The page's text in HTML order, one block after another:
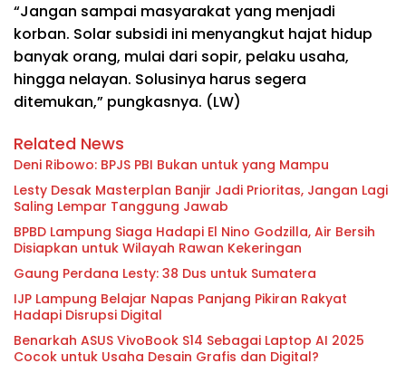
“Jangan sampai masyarakat yang menjadi
korban. Solar subsidi ini menyangkut hajat hidup
banyak orang, mulai dari sopir, pelaku usaha,
hingga nelayan. Solusinya harus segera
ditemukan,” pungkasnya. (LW)
Related News
Deni Ribowo: BPJS PBI Bukan untuk yang Mampu
Lesty Desak Masterplan Banjir Jadi Prioritas, Jangan Lagi
Saling Lempar Tanggung Jawab
BPBD Lampung Siaga Hadapi El Nino Godzilla, Air Bersih
Disiapkan untuk Wilayah Rawan Kekeringan
Gaung Perdana Lesty: 38 Dus untuk Sumatera
IJP Lampung Belajar Napas Panjang Pikiran Rakyat
Hadapi Disrupsi Digital
Benarkah ASUS VivoBook S14 Sebagai Laptop AI 2025
Cocok untuk Usaha Desain Grafis dan Digital?